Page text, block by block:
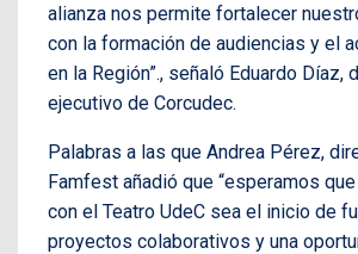
alianza nos permite fortalecer
con la formación de audiencias y el
en la Región”., señaló Eduardo Díaz,
ejecutivo de Corcudec.
Palabras a las que Andrea Pérez,
Famfest añadió que “esperamos
con el Teatro UdeC sea el inicio de
proyectos colaborativos y una